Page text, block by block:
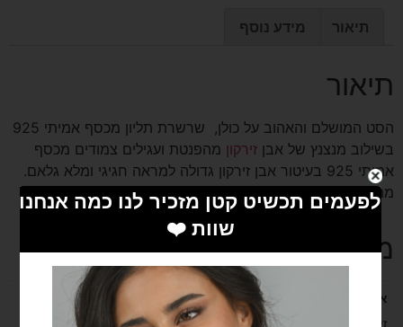
תיאור מידע נוסף
תיאור
הסט המושלם והאהוב על כולן, שרשרת תליון מכסף אמיתי 925
בשילוב מנצנץ של אבן זירקון מהפנטת ועגילים צמודים מכסף
אמיתי 925 בעיטור אבן זירקון גדולה למראה חגיגי ומלא גלאם.
מתנה מהממת לחברה טובה, ולבת הזוג או כמתנה ליום הולדת
מידע נוסף
אבן
זירקון